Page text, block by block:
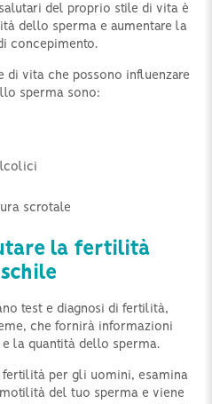
del proprio stile di vita è
dello sperma e aumentare la
concepimento.
di vita che possono influenzare
sperma sono:
scrotale
la fertilità
test e diagnosi di fertilità,
che fornirà informazioni
la quantità dello sperma.
per gli uomini, esamina
del tuo sperma e viene